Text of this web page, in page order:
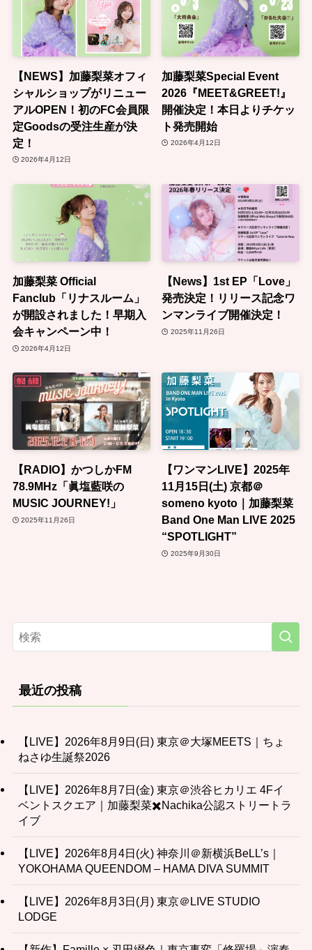
【NEWS】加藤梨菜オフィ
シャルショップがリニュー
アルOPEN！初のFC会員限
定Goodsの受注生産が決
定！
2026年4月12日
加藤梨菜Special Event
2026『MEET&GREET!』
開催決定！本日よりチケッ
ト発売開始
2026年4月12日
加藤梨菜 Official
Fanclub「リナスルーム」
が開設されました！早期入
会キャンペーン中！
2026年4月12日
【News】1st EP「Love」
発売決定！リリース記念ワ
ンマンライブ開催決定！
2025年11月26日
【RADIO】かつしかFM
78.9MHz「眞塩藍咲の
MUSIC JOURNEY!」
2025年11月26日
【ワンマンLIVE】2025年
11月15日(土) 京都＠
someno kyoto｜加藤梨菜
Band One Man LIVE 2025
“SPOTLIGHT”
2025年9月30日
最近の投稿
【LIVE】2026年8月9日(日) 東京＠大塚MEETS｜ちょ
ねさゆ生誕祭2026
【LIVE】2026年8月7日(金) 東京＠渋谷ヒカリエ 4Fイ
ベントスクエア｜加藤梨菜✖️Nachika公認ストリートラ
イブ
【LIVE】2026年8月4日(火) 神奈川＠新横浜BeLL’s｜
YOKOHAMA QUEENDOM – HAMA DIVA SUMMIT
【LIVE】2026年8月3日(月) 東京＠LIVE STUDIO
LODGE